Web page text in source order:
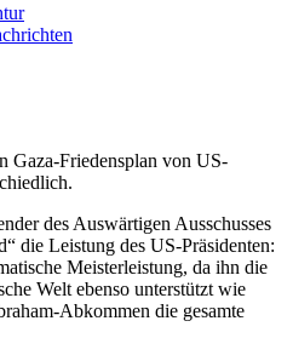
Gaza-Friedensplan von US-
des Auswärtigen Ausschusses
die Leistung des US-Präsidenten:
Meisterleistung, da ihn die
Welt ebenso unterstützt wie
Abkommen die gesamte